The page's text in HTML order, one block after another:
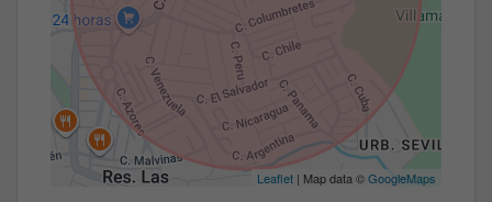
Leaflet | Map data ©GoogleMaps